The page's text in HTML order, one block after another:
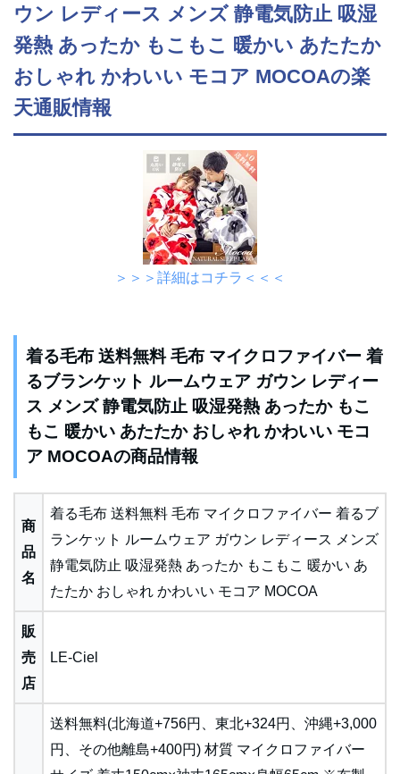
ウン レディース メンズ 静電気防止 吸湿
発熱 あったか もこもこ 暖かい あたたか
おしゃれ かわいい モコア MOCOAの楽
天通販情報
＞＞＞詳細はコチラ＜＜＜
着る毛布 送料無料 毛布 マイクロファイバー 着
るブランケット ルームウェア ガウン レディー
ス メンズ 静電気防止 吸湿発熱 あったか もこ
もこ 暖かい あたたか おしゃれ かわいい モコ
ア MOCOAの商品情報
商
品
名
着る毛布 送料無料 毛布 マイクロファイバー 着るブ
ランケット ルームウェア ガウン レディース メンズ
静電気防止 吸湿発熱 あったか もこもこ 暖かい あ
たたか おしゃれ かわいい モコア MOCOA
販
売
店
LE-Ciel
送料無料(北海道+756円、東北+324円、沖縄+3,000
円、その他離島+400円) 材質 マイクロファイバー